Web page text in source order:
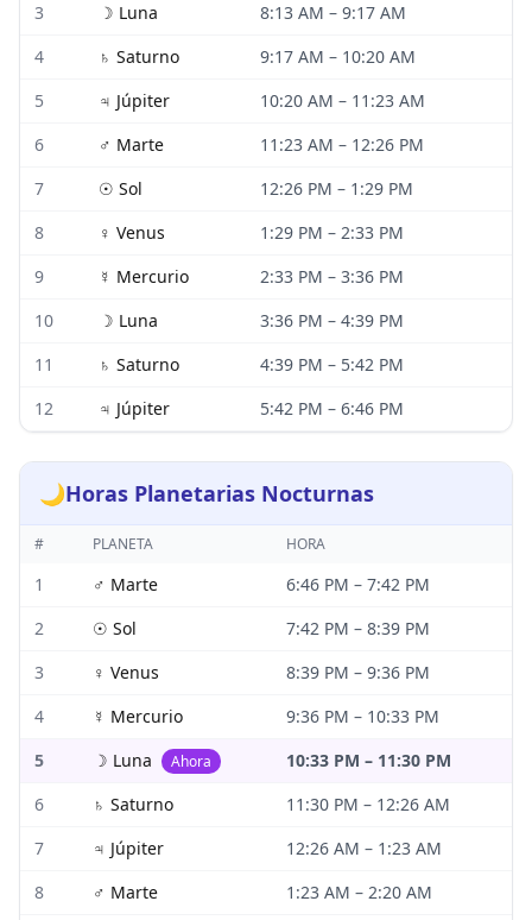
3
☽ Luna 8:13 AM – 9:17 AM
4
♄ Saturno 9:17 AM – 10:20 AM
5
♃ Júpiter 10:20 AM – 11:23 AM
6
♂ Marte 11:23 AM – 12:26 PM
7
☉ Sol 12:26 PM – 1:29 PM
8
♀ Venus 1:29 PM – 2:33 PM
9
☿ Mercurio 2:33 PM – 3:36 PM
10
☽ Luna 3:36 PM – 4:39 PM
11
♄ Saturno 4:39 PM – 5:42 PM
12
♃ Júpiter 5:42 PM – 6:46 PM
🌙Horas Planetarias Nocturnas
# PLANETA HORA
1 ♂ Marte 6:46 PM – 7:42 PM
2
☉ Sol 7:42 PM – 8:39 PM
3
♀ Venus 8:39 PM – 9:36 PM
4
☿ Mercurio 9:36 PM – 10:33 PM
5
☽ Luna Ahora 10:33 PM – 11:30 PM
6
♄ Saturno 11:30 PM – 12:26 AM
7
♃ Júpiter 12:26 AM – 1:23 AM
8
♂ Marte 1:23 AM – 2:20 AM